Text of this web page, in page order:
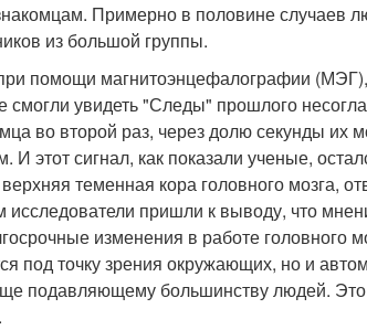
Примерно в половине случаев
из большой группы.
помощи магнитоэнцефалографии
увидеть "Следы" прошлого
во второй раз, через долю секунды их
И этот сигнал, как показали ученые,
верхняя теменная кора головного мозга,
исследователи пришли к выводу, что
изменения в работе головного
под точку зрения окружающих, но и
подавляющему большинству людей.